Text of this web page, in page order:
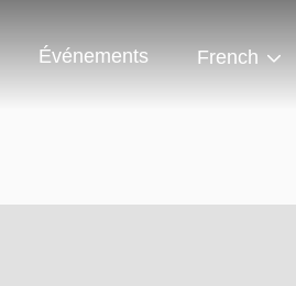
Événements French